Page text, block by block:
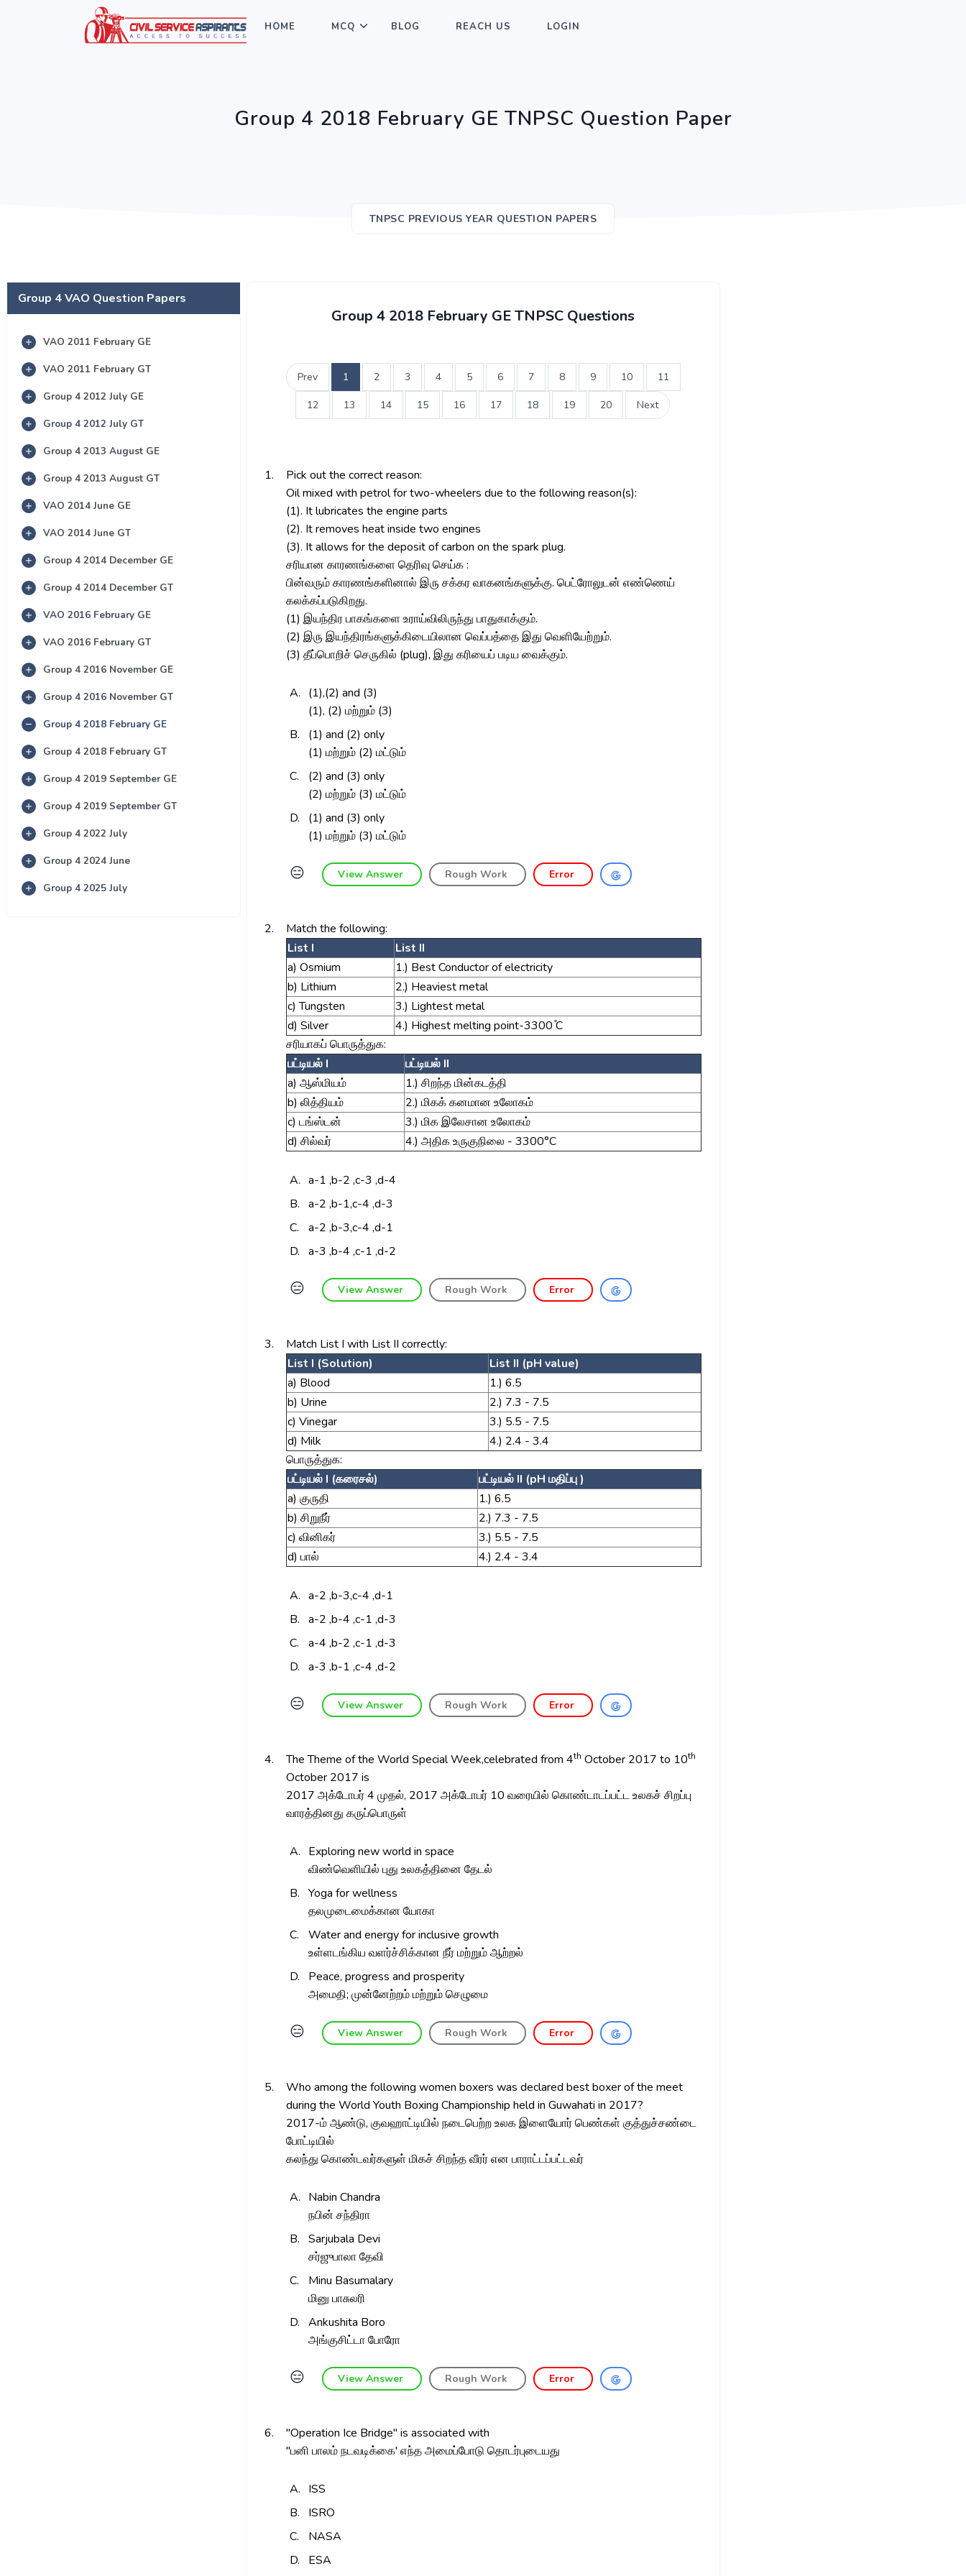
HOME MCQ BLOG REACH US LOGIN
Group 4 2018 February GE TNPSC Question Paper
TNPSC PREVIOUS YEAR QUESTION PAPERS
Group 4 VAO Question Papers
VAO 2011 February GE
VAO 2011 February GT
Group 4 2012 July GE
Group 4 2012 July GT
Group 4 2013 August GE
Group 4 2013 August GT
VAO 2014 June GE
VAO 2014 June GT
Group 4 2014 December GE
Group 4 2014 December GT
VAO 2016 February GE
VAO 2016 February GT
Group 4 2016 November GE
Group 4 2016 November GT
Group 4 2018 February GE
Group 4 2018 February GT
Group 4 2019 September GE
Group 4 2019 September GT
Group 4 2022 July
Group 4 2024 June
Group 4 2025 July
Group 4 2018 February GE TNPSC Questions
Prev 1 2 3 4 5 6 7 8 9 10 11
12 13 14 15 16 17 18 19 20 Next
1.
Pick out the correct reason:
Oil mixed with petrol for two-wheelers due to the following reason(s):
(1). It lubricates the engine parts
(2). It removes heat inside two engines
(3). It allows for the deposit of carbon on the spark plug.
சரியான காரணங்களை தெரிவு செய்க :
பின்வரும் காரணங்களினால் இரு சக்கர வாகனங்களுக்கு. பெட்ரோலுடன் எண்ணெய்
கலக்கப்படுகிறது.
(1) இயந்திர பாகங்களை உராய்விலிருந்து பாதுகாக்கும்.
(2) இரு இயந்திரங்களுக்கிடையிலான வெப்பத்தை இது வெளியேற்றும்.
(3) தீப்பொறிச் செருகில் (plug), இது கரியைப் படிய வைக்கும்.
A. (1),(2) and (3)
(1), (2) மற்றும் (3)
B.
(1) and (2) only
(1) மற்றும் (2) மட்டும்
C.
(2) and (3) only
(2) மற்றும் (3) மட்டும்
D.
(1) and (3) only
(1) மற்றும் (3) மட்டும்
😑 View Answer Rough Work Error
2.
Match the following:
List I
List II
a) Osmium
1.) Best Conductor of electricity
b) Lithium
2.) Heaviest metal
c) Tungsten
3.) Lightest metal
d) Silver
4.) Highest melting point-3300 ̊C
சரியாகப் பொருத்துக:
பட்டியல் I
பட்டியல் II
a) ஆஸ்மியம்
1.) சிறந்த மின்கடத்தி
b) லித்தியம்
2.) மிகக் கனமான உலோகம்
c) டங்ஸ்டன்
3.) மிக இலேசான உலோகம்
d) சில்வர்
4.) அதிக உருகுநிலை - 3300°C
A. a-1 ,b-2 ,c-3 ,d-4
B.
a-2 ,b-1,c-4 ,d-3
C.
a-2 ,b-3,c-4 ,d-1
D.
a-3 ,b-4 ,c-1 ,d-2
😑 View Answer Rough Work Error
3.
Match List I with List II correctly:
List I (Solution)
List II (pH value)
a) Blood
1.) 6.5
b) Urine
2.) 7.3 - 7.5
c) Vinegar
3.) 5.5 - 7.5
d) Milk
4.) 2.4 - 3.4
பொருத்துக:
பட்டியல் I (கரைசல்)
பட்டியல் II (pH மதிப்பு )
a) குருதி
1.) 6.5
b) சிறுநீர்
2.) 7.3 - 7.5
c) வினிகர்
3.) 5.5 - 7.5
d) பால்
4.) 2.4 - 3.4
A. a-2 ,b-3,c-4 ,d-1
B.
a-2 ,b-4 ,c-1 ,d-3
C.
a-4 ,b-2 ,c-1 ,d-3
D.
a-3 ,b-1 ,c-4 ,d-2
😑 View Answer Rough Work Error
4. The Theme of the World Special Week,celebrated from 4th October 2017 to 10th
October 2017 is
2017 அக்டோபர் 4 முதல், 2017 அக்டோபர் 10 வரையில் கொண்டாடப்பட்ட உலகச் சிறப்பு
வாரத்தினது கருப்பொருள்
A. Exploring new world in space
விண்வெளியில் புது உலகத்தினை தேடல்
B.
Yoga for wellness
தலமுடைமைக்கான யோகா
C.
Water and energy for inclusive growth
உள்ளடங்கிய வளர்ச்சிக்கான நீர் மற்றும் ஆற்றல்
D.
Peace, progress and prosperity
அமைதி; முன்னேற்றம் மற்றும் செழுமை
😑 View Answer Rough Work Error
5.
Who among the following women boxers was declared best boxer of the meet
during the World Youth Boxing Championship held in Guwahati in 2017?
2017-ம் ஆண்டு, குவஹாட்டியில் நடைபெற்ற உலக இளையோர் பெண்கள் குத்துச்சண்டை
போட்டியில்
கலந்து கொண்டவர்களுள் மிகச் சிறந்த வீரர் என பாராட்டப்பட்டவர்
A. Nabin Chandra
நபின் சந்திரா
B.
Sarjubala Devi
சர்ஜுபாலா தேவி
C.
Minu Basumalary
மினு பாசுலரி
D.
Ankushita Boro
அங்குசிட்டா போரோ
😑 View Answer Rough Work Error
6.
"Operation Ice Bridge" is associated with
''பனி பாலம் நடவடிக்கை' எந்த அமைப்போடு தொடர்புடையது
A. ISS
B.
ISRO
C.
NASA
D.
ESA